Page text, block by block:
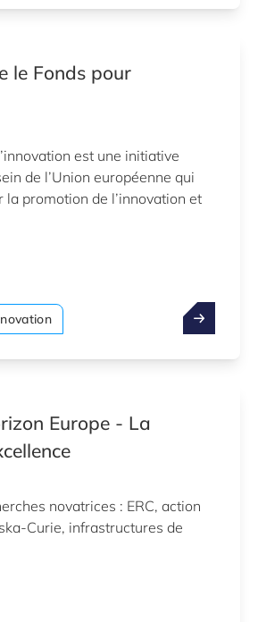
le Fonds pour
est une initiative
de l’Union européenne qui
la promotion de l’innovation et
Europe - La
novatrices : ERC, action
Curie, infrastructures de